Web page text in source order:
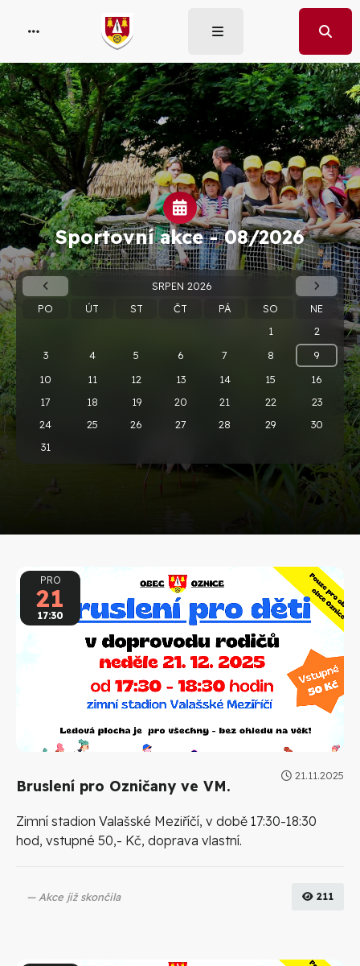
Sportovní akce -08/2026
SRPEN 2026
PO
ÚT ST ČT PÁ SO
NE
1
2
3
4 5 6 7 8
9
10
11 12 13 14 15
16
17
18 19 20 21 22
23
24
25 26 27 28 29
30
31
PRO
21
17:30
21.11.2025
Bruslení pro Ozničany ve VM.
Zimní stadion Valašské Meziříčí, v době 17:30-18:30
hod, vstupné 50,- Kč, doprava vlastní.
Akce již skončila 211